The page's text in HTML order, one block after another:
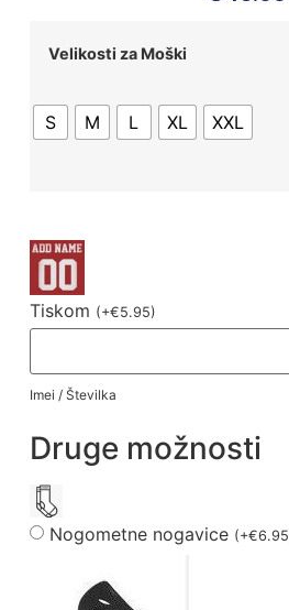
Velikosti za Moški
S M L XL XXL
Tiskom (+€5.95)
Imei / Številka
Druge možnosti
Nogometne nogavice (+€6.95